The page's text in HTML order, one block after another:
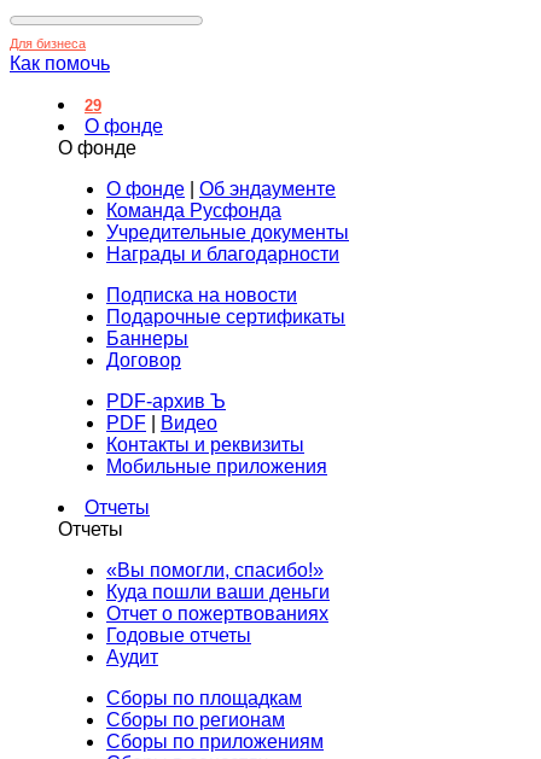
Для бизнеса
Как помочь
29
О фонде
О фонде
О фонде
Об эндаументе
Команда Русфонда
Учредительные документы
Награды и благодарности
Подписка на новости
Подарочные сертификаты
Баннеры
Договор
PDF-архив Ъ
PDF
Видео
Контакты и реквизиты
Мобильные приложения
Отчеты
Отчеты
«Вы помогли, спасибо!»
Куда пошли ваши деньги
Отчет о пожертвованиях
Годовые отчеты
Аудит
Сборы по площадкам
Сборы по регионам
Сборы по приложениям